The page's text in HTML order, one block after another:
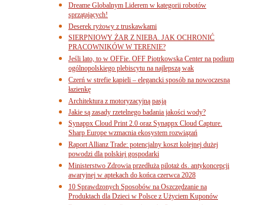
Dreame Globalnym Liderem w kategorii robotów
sprzątających!
Deserek ryżowy z truskawkami
SIERPNIOWY ŻAR Z NIEBA. JAK OCHRONIĆ
PRACOWNIKÓW W TERENIE?
Jeśli lato, to w OFFie. OFF Piotrkowska Center na podium
ogólnopolskiego plebiscytu na najlepszą wak
Czerń w strefie kąpieli – elegancki sposób na nowoczesną
łazienkę
Architektura z motoryzacyjną pasją
Jakie są zasady rzetelnego badania jakości wody?
Synappx Cloud Print 2.0 oraz Synappx Cloud Capture.
Sharp Europe wzmacnia ekosystem rozwiązań
Raport Allianz Trade: potencjalny koszt kolejnej dużej
powodzi dla polskiej gospodarki
Ministerstwo Zdrowia przedłuża pilotaż ds. antykoncepcji
awaryjnej w aptekach do końca czerwca 2028
10 Sprawdzonych Sposobów na Oszczędzanie na
Produktach dla Dzieci w Polsce z Użyciem Kuponów